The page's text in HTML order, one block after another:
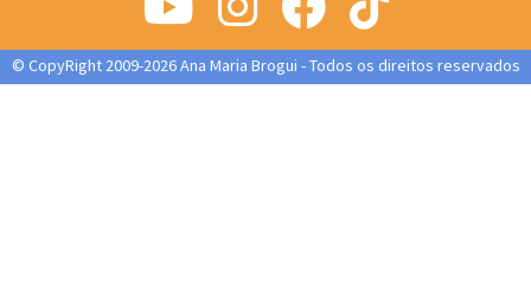
© CopyRight 2009-2026 Ana Maria Brogui - Todos os direitos reservados